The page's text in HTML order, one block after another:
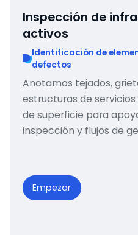
Inspección de
activos
Identificación de
defectos
Anotamos tejados,
estructuras de
de superficie para
inspección y flujos de
Empezar